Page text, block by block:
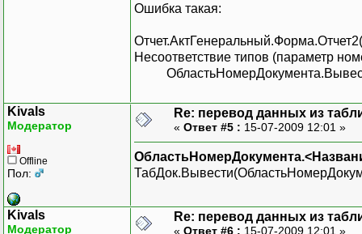
Ошибка такая:
Несоответствие типов (параметр
Kivals
Модератор
Offline
Пол:
Re: перевод данных из
« Ответ #5 : 15-07-2009 12:01 »
Kivals
Модератор
Re: перевод данных из
« Ответ #6 : 15-07-2009 12:01 »